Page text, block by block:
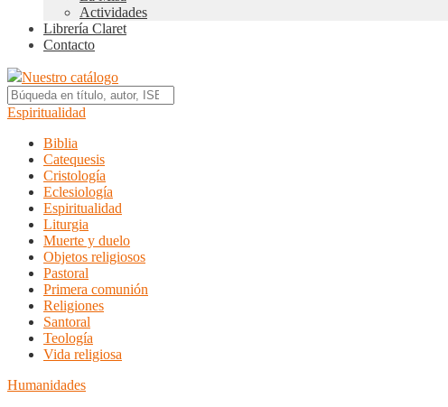
Actividades
Librería Claret
Contacto
Nuestro catálogo
Espiritualidad
Biblia
Catequesis
Cristología
Eclesiología
Espiritualidad
Liturgia
Muerte y duelo
Objetos religiosos
Pastoral
Primera comunión
Religiones
Santoral
Teología
Vida religiosa
Humanidades